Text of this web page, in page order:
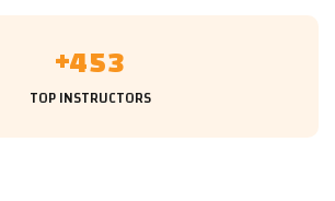
3
5
4
+
TOP INSTRUCTORS